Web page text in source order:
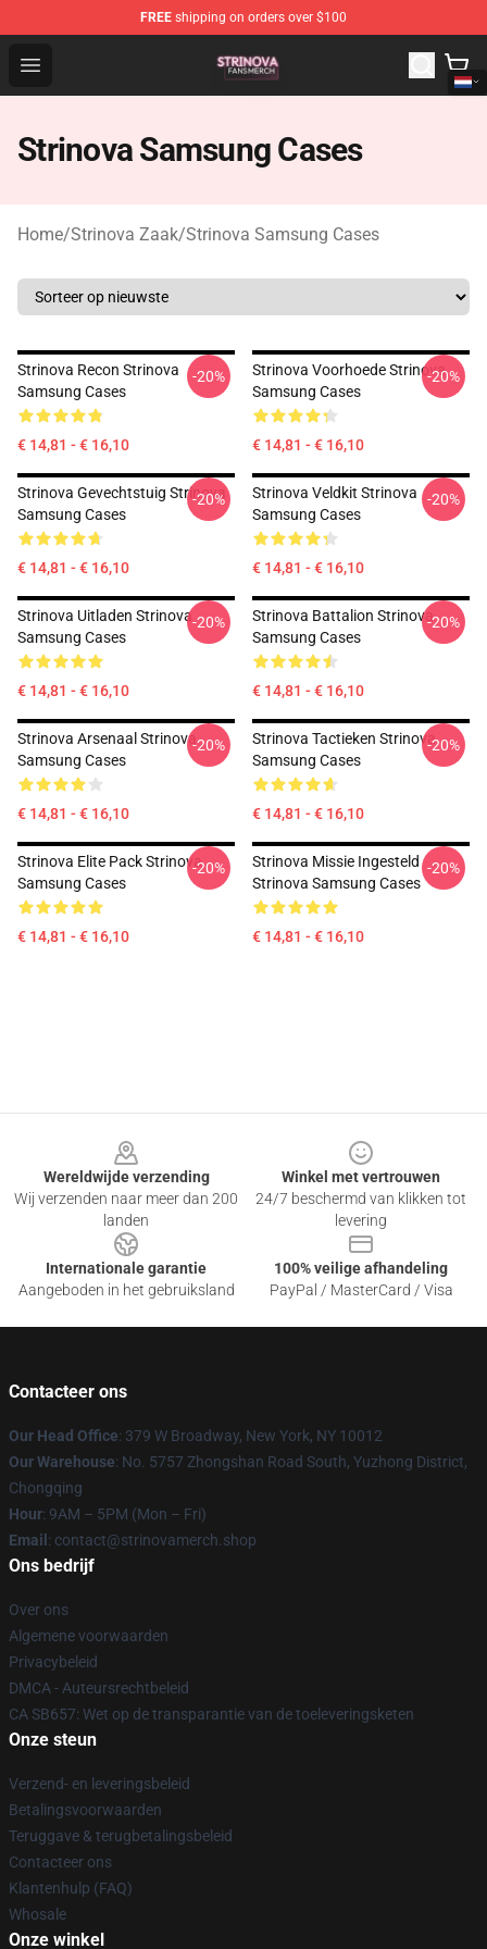
FREE shipping on orders over $100
Open menu
Strinova Shop - Official Strinova Merchandise Store
Strinova Samsung Cases
Home/Strinova Zaak/Strinova Samsung Cases
Strinova Recon Strinova
Samsung Cases
€ 14,81 - € 16,10
-20%
Strinova Voorhoede Strinova
Samsung Cases
€ 14,81 - € 16,10
-20%
Strinova Gevechtstuig Strinova
Samsung Cases
€ 14,81 - € 16,10
-20%
Strinova Veldkit Strinova
Samsung Cases
€ 14,81 - € 16,10
-20%
Strinova Uitladen Strinova
Samsung Cases
€ 14,81 - € 16,10
-20%
Strinova Battalion Strinova
Samsung Cases
€ 14,81 - € 16,10
-20%
Strinova Arsenaal Strinova
Samsung Cases
€ 14,81 - € 16,10
-20%
Strinova Tactieken Strinova
Samsung Cases
€ 14,81 - € 16,10
-20%
Strinova Elite Pack Strinova
Samsung Cases
€ 14,81 - € 16,10
-20%
Strinova Missie Ingesteld
Strinova Samsung Cases
€ 14,81 - € 16,10
-20%
Wereldwijde verzending
Wij verzenden naar meer dan 200
landen
Winkel met vertrouwen
24/7 beschermd van klikken tot
levering
Internationale garantie
Aangeboden in het gebruiksland
100% veilige afhandeling
PayPal / MasterCard / Visa
Contacteer ons
Our Head Office: 379 W Broadway, New York, NY 10012
Our Warehouse: No. 5757 Zhongshan Road South, Yuzhong District,
Chongqing
Hour: 9AM – 5PM (Mon – Fri)
Email : contact@strinovamerch.shop
Ons bedrijf
Over ons
Algemene voorwaarden
Privacybeleid
DMCA - Auteursrechtbeleid
CA SB657: Wet op de transparantie van de toeleveringsketen
Onze steun
Verzend- en leveringsbeleid
Betalingsvoorwaarden
Teruggave & terugbetalingsbeleid
Contacteer ons
Klantenhulp (FAQ)
Whosale
Onze winkel